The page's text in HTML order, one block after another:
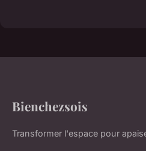
Bienchezsois
Transformer l'espace pour